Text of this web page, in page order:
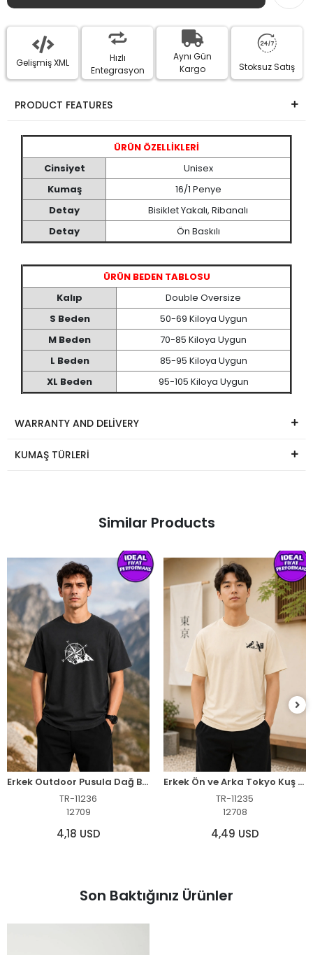
Gelişmiş XML
Hızlı
Entegrasyon
Aynı Gün
Kargo
Stoksuz Satış
PRODUCT FEATURES
ÜRÜN ÖZELLİKLERİ
Cinsiyet
Unisex
Kumaş
16/1 Penye
Detay
Bisiklet Yakalı, Ribanalı
Detay
Ön Baskılı
ÜRÜN BEDEN TABLOSU
Kalıp
Double Oversize
S Beden
50-69 Kiloya Uygun
M Beden
70-85 Kiloya Uygun
L Beden
85-95 Kiloya Uygun
XL Beden
95-105 Kiloya Uygun
WARRANTY AND DELİVERY
KUMAŞ TÜRLERİ
Similar Products
Erkek Outdoor Pusula Dağ Baskılı Kısa Kollu Oversize T-Shirt - Siyah
TR-11236
12709
4,18 USD
Erkek Ön ve Arka Tokyo Kuş Çiçek Baskılı Oversize T-Shirt - Ekru
TR-11235
12708
4,49 USD
Son Baktığınız Ürünler